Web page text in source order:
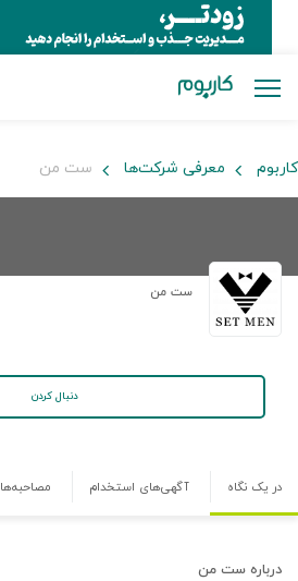
کاربوم معرفی شرکت‌ها ست من
ست من
دنبال کردن
در یک نگاه آگهی‌های استخدام مصاحبه‌ها
درباره ست من